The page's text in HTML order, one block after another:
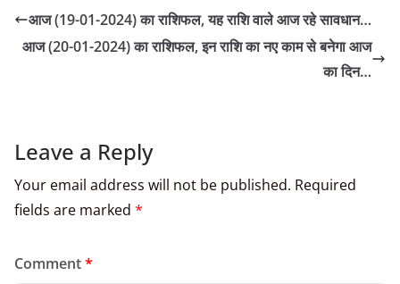
आज (19-01-2024) का राशिफल, यह राशि वाले आज रहे सावधान…
आज (20-01-2024) का राशिफल, इन राशि का नए काम से बनेगा आज
का दिन…
Leave a Reply
Your email address will not be published. Required
fields are marked *
Comment*